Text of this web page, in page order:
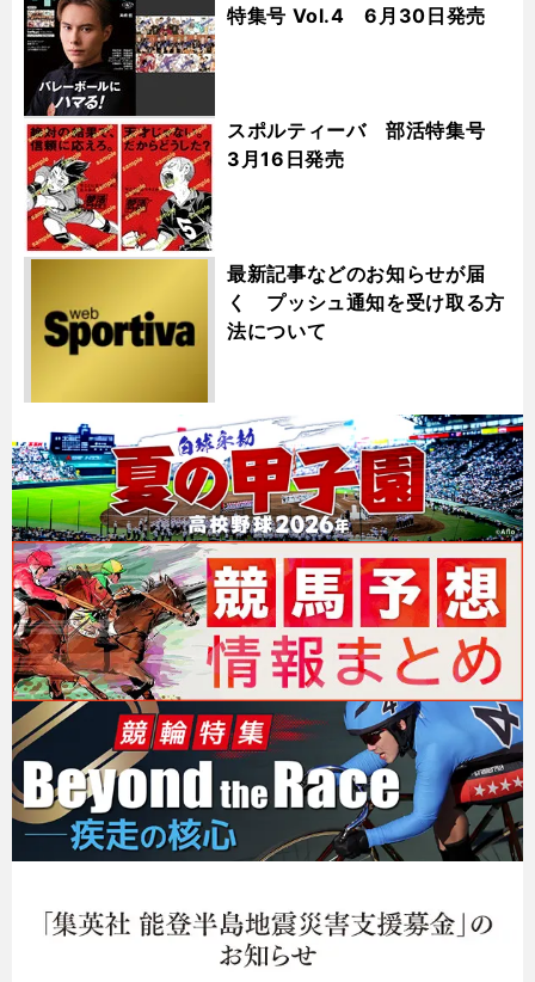
特集号 Vol.4 6月30日発売
スポルティーバ 部活特集号
3月16日発売
最新記事などのお知らせが届
く プッシュ通知を受け取る方
法について